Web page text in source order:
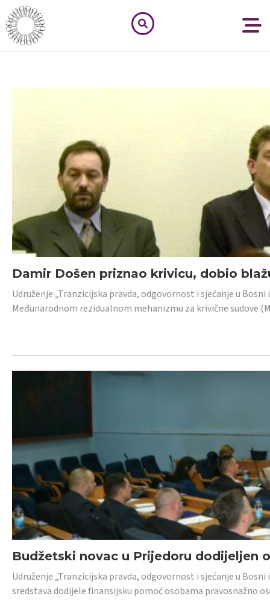
Damir Došen priznao krivicu, dobio
Udruženje „Tranzicijska pravda, odgovornost i sjećanje u
Međunarodnom rezidualnom mehanizmu za krivične sudove
Budžetski novac u Prijedoru dodijeljen
Udruženje „Tranzicijska pravda, odgovornost i sjećanje u
sredstava dodijele finansijsku pomoć osobama pravosnažno